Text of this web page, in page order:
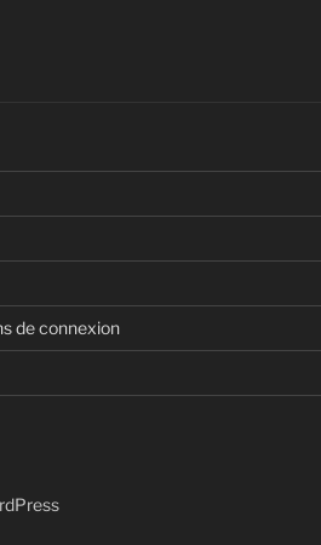
de connexion